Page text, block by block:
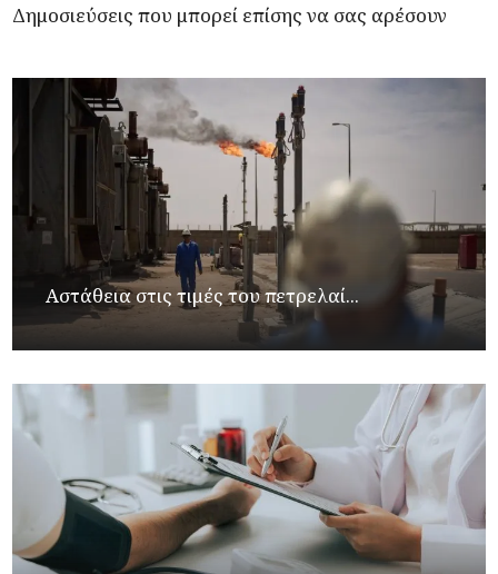
Δημοσιεύσεις που μπορεί επίσης να σας αρέσουν
Αστάθεια στις τιμές του πετρελαί...